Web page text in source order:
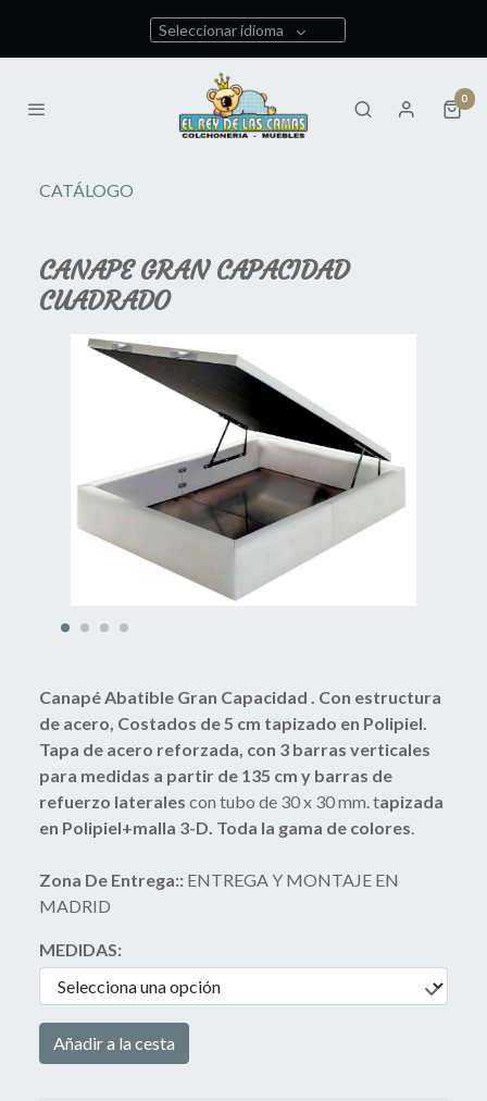
Seleccionar idioma
0
CATÁLOGO
CANAPE GRAN CAPACIDAD
CUADRADO
Canapé Abatible Gran Capacidad . Con estructura
de acero, Costados de 5 cm tapizado en Polipiel.
Tapa de acero reforzada, con 3 barras verticales
para medidas a partir de 135 cm y barras de
refuerzo laterales con tubo de 30 x 30 mm. tapizada
en Polipiel+malla 3-D. Toda la gama de colores.
Zona De Entrega:: ENTREGA Y MONTAJE EN
MADRID
MEDIDAS:
Añadir a la cesta